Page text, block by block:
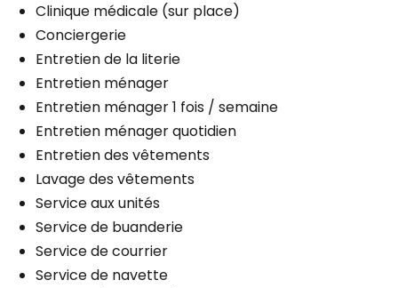
Clinique médicale (sur place)
Conciergerie
Entretien de la literie
Entretien ménager
Entretien ménager 1 fois / semaine
Entretien ménager quotidien
Entretien des vêtements
Lavage des vêtements
Service aux unités
Service de buanderie
Service de courrier
Service de navette